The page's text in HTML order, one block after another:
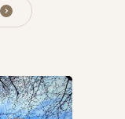
staselig
design.